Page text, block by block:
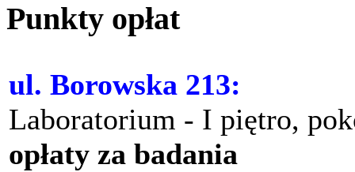
Punkty opłat
ul. Borowska 213:
Laboratorium - I piętro,
opłaty za badania